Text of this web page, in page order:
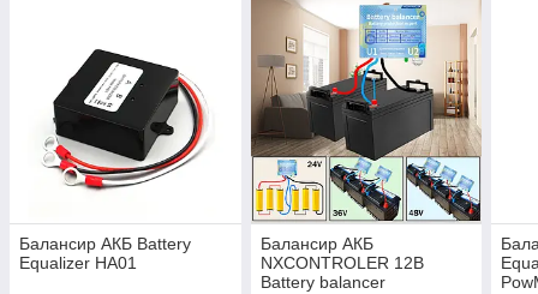
Балансир АКБ Battery
Equalizer HA01
Балансир АКБ
NXCONTROLER 12В
Battery balancer